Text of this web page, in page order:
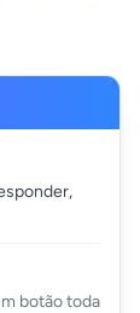
botão toda